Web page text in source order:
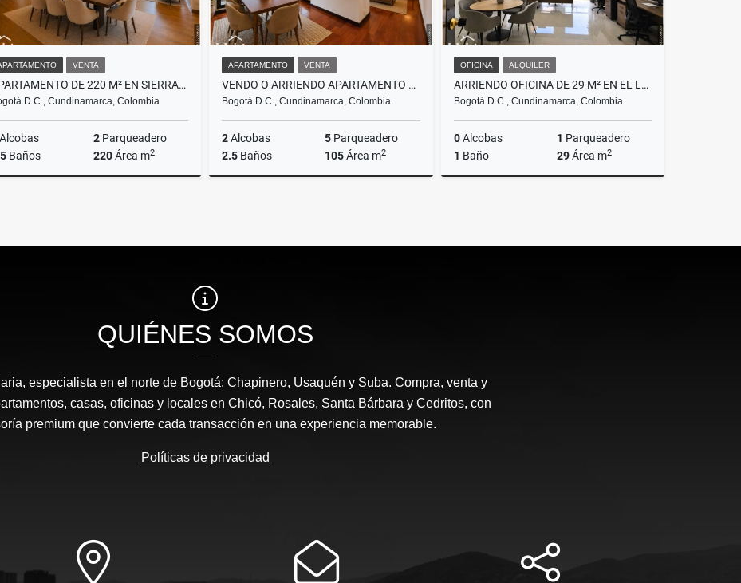
VENTA
APARTAMENTO DE 220 M² EN SIERRAS DEL MORAL EN VENTA
D.C., Cundinamarca, Colombia
2Parqueadero
Baños 220Área m2
APARTAMENTO VENTA
VENDO O ARRIENDO APARTAMENTO DE 105 M² CON VISTA A CERROS ORIENTALES
Bogotá D.C., Cundinamarca, Colombia
2Alcobas 5 Parqueadero
2.5 Baños 105Área m2
OFICINA ALQUILER
ARRIENDO OFICINA DE 29 M² EN EL LAGO SOBRE LA CARRERA 15 CON CALLE 74
Bogotá D.C., Cundinamarca, Colombia
0Alcobas 1 Parqueadero
1 Baño 29Área m2
QUIÉNES SOMOS
especialista en el norte de Bogotá: Chapinero, Usaquén y Suba. Compra, venta y
casas, oficinas y locales en Chicó, Rosales, Santa Bárbara y Cedritos, con
premium que convierte cada transacción en una experiencia memorable.
Políticas de privacidad